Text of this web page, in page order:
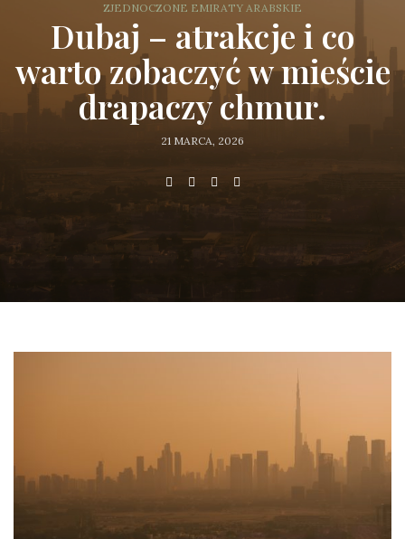
ZJEDNOCZONE EMIRATY ARABSKIE
Dubaj – atrakcje i co
warto zobaczyć w mieście
drapaczy chmur.
21 MARCA, 2026